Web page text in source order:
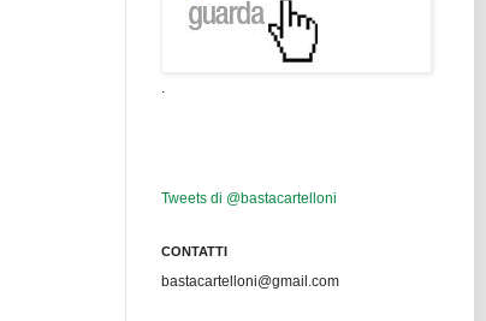
Tweets di @bastacartelloni
CONTATTI
bastacartelloni@gmail.com